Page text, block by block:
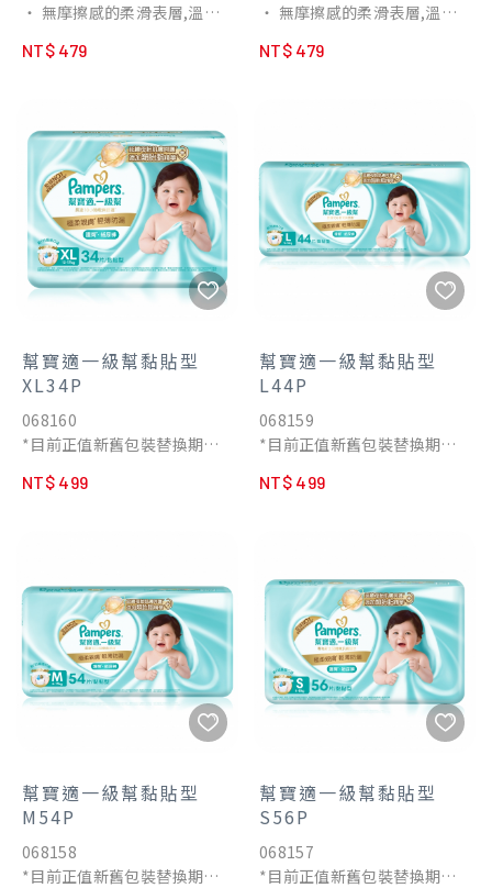
‧ 無摩擦感的柔滑表層,溫柔
‧ 微孔吸收層快速吸收水便,
不沾黏寶寶敏感肌
‧ 蓬鬆貼合細嫩小腿腿,不勒
痕不紅紅,強力防漏
‧ 全面透氣屁屁不悶熱
NT$ 479
‧ 無摩擦感的柔滑表層,溫柔
‧ 微孔吸收層快速吸收水便,
不沾黏寶寶敏感肌
‧ 蓬鬆貼合細嫩小腿腿,不勒
痕不紅紅,強力防漏
NT$ 479
幫寶適一級幫黏貼型
XL34P
068160
*目前正值新舊包裝替換期
NT$ 499
幫寶適一級幫黏貼型
L44P
068159
*目前正值新舊包裝替換期
NT$ 499
幫寶適一級幫黏貼型
M54P
068158
*目前正值新舊包裝替換期
幫寶適一級幫黏貼型
S56P
068157
*目前正值新舊包裝替換期